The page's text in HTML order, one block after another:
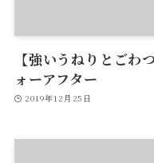
【強いうねりとごわ
ォーアフター
2019年12月25日